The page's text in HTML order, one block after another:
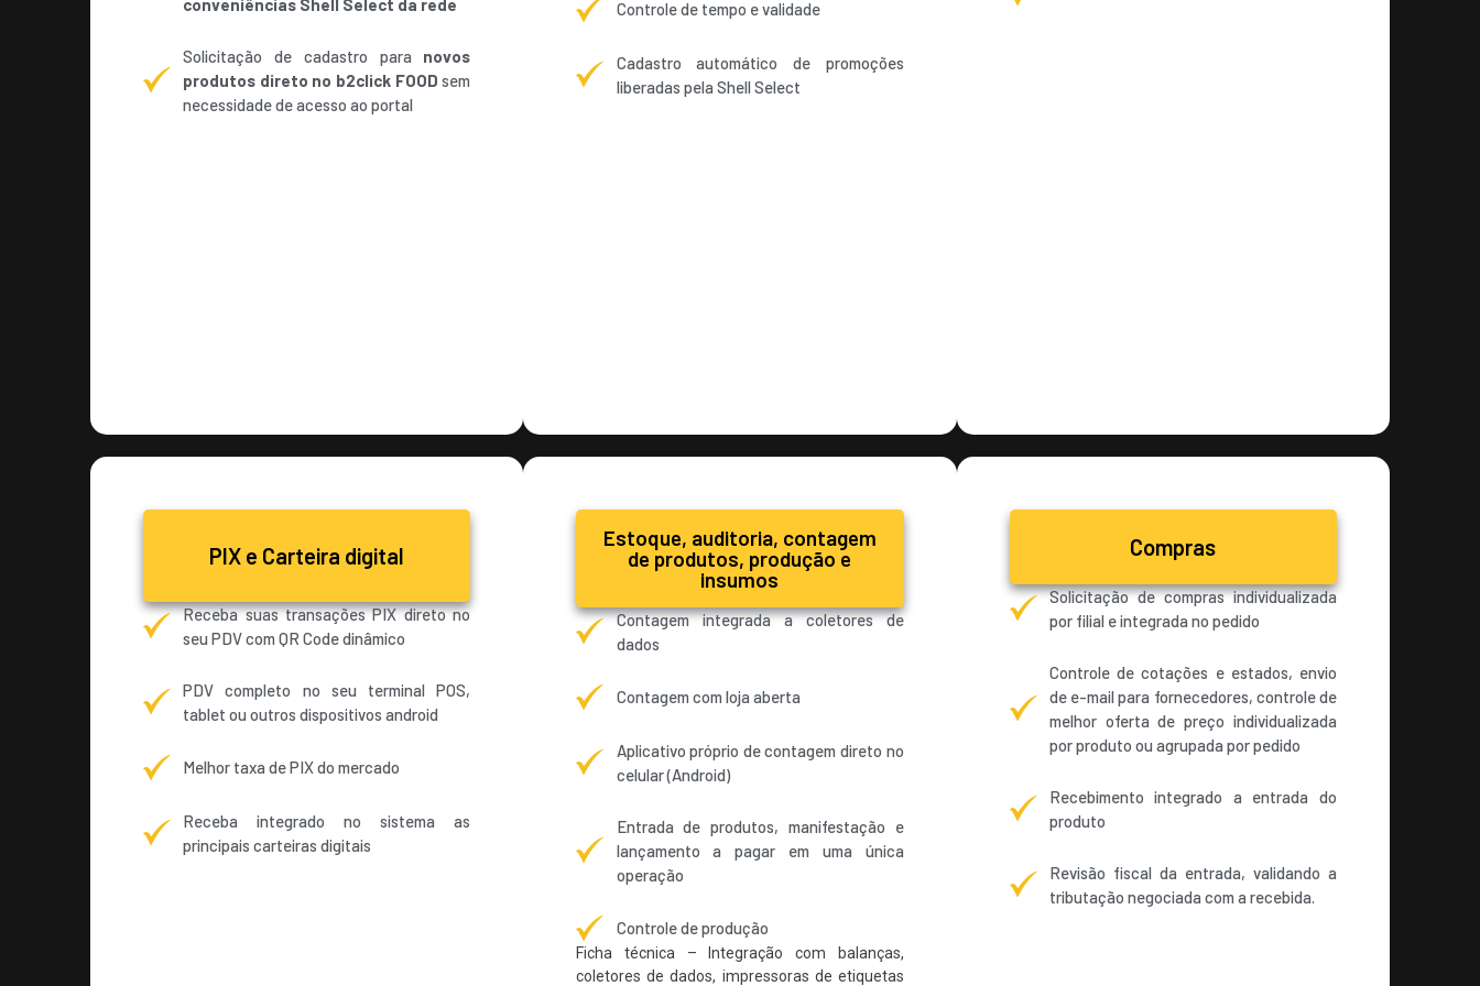
Solicitação de cadastro para novos
produtos direto no b2click FOOD sem
necessidade de acesso ao portal
Controle de tempo e validade
Cadastro automático de promoções
liberadas pela Shell Select
PIX e Carteira digital
Receba suas transações PIX direto no
seu PDV com QR Code dinâmico
PDV completo no seu terminal POS,
tablet ou outros dispositivos android
Melhor taxa de PIX do mercado
Receba integrado no sistema as
principais carteiras digitais
Estoque, auditoria, contagem
de produtos, produção e
insumos
Contagem integrada a coletores de
dados
Contagem com loja aberta
Aplicativo próprio de contagem direto no
celular (Android)
Entrada de produtos, manifestação e
lançamento a pagar em uma única
operação
Controle de produção
Ficha técnica – Integração com balanças,
coletores de dados, impressoras de etiquetas
Compras
Solicitação de compras individualizada
por filial e integrada no pedido
Controle de cotações e estados, envio
de e-mail para fornecedores, controle de
melhor oferta de preço individualizada
por produto ou agrupada por pedido
Recebimento integrado a entrada do
produto
Revisão fiscal da entrada, validando a
tributação negociada com a recebida.